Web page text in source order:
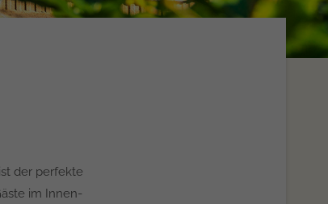
der perfekte
im Innen-